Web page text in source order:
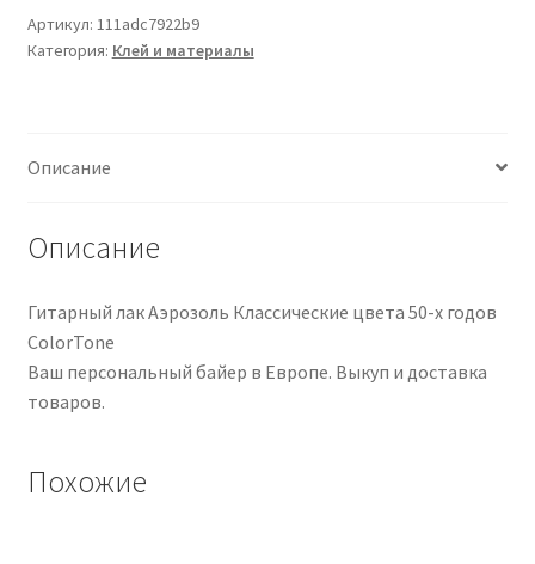
en
Aerosol
50
Артикул: 111adc7922b9
Категория: Клей и материалы
Описание
Описание
Гитарный лак Аэрозоль Классические цвета 50-х годов
ColorTone
Ваш персональный байер в Европе. Выкуп и доставка
товаров.
Похожие